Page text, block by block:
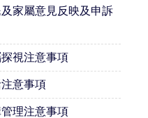
家屬意見反映及申訴
視注意事項
意事項
理注意事項